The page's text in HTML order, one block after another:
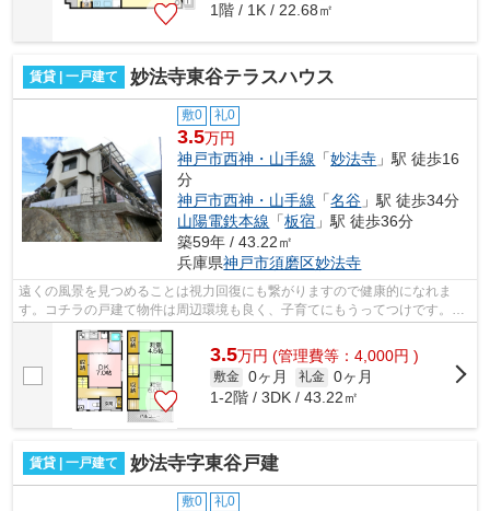
1階 / 1K / 22.68㎡
賃貸 | 一戸建て 妙法寺東谷テラスハウス
敷0 礼0
3.5万円
神戸市西神・山手線 「妙法寺 」駅 徒歩16
分
神戸市西神・山手線 「名谷 」駅 徒歩34分
山陽電鉄本線 「板宿 」駅 徒歩36分
築59年 / 43.22㎡
兵庫県神戸市須磨区妙法寺
遠くの風景を見つめることは視力回復にも繋がりますので健康的になれま
す。コチラの戸建て物件は周辺環境も良く、子育てにもうってつけです。豊
富なノウハウを持った小総のスタッフが...
3.5万円 (管理費等：4,000円 )
敷金 0ヶ月 礼金 0ヶ月
1-2階 / 3DK / 43.22㎡
賃貸 | 一戸建て 妙法寺字東谷戸建
敷0 礼0